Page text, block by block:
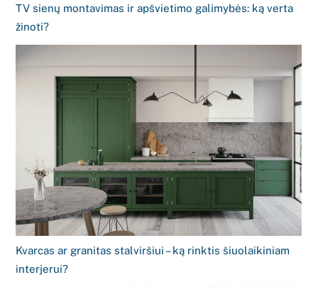
TV sienų montavimas ir apšvietimo galimybės: ką verta
žinoti?
Kvarcas ar granitas stalviršiui – ką rinktis šiuolaikiniam
interjerui?